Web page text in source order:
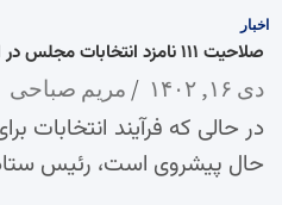
اخبار
صلاحیت ۱۱۱ نامزد انتخابات مجلس در استان سمنان تأیید شد
دی ۱۶, ۱۴۰۲ مریم صباحی
در حالی که فرآیند انتخابات
حال پیشروی است، رئیس